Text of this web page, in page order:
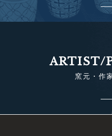
ARTIST/
窯元・作